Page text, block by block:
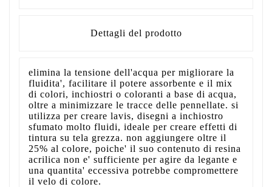
Dettagli del prodotto
elimina la tensione dell'acqua per migliorare la
fluidita', facilitare il potere assorbente e il mix
di colori, inchiostri o coloranti a base di acqua,
oltre a minimizzare le tracce delle pennellate. si
utilizza per creare lavis, disegni a inchiostro
sfumato molto fluidi, ideale per creare effetti di
tintura su tela grezza. non aggiungere oltre il
25% al colore, poiche' il suo contenuto di resina
acrilica non e' sufficiente per agire da legante e
una quantita' eccessiva potrebbe compromettere
il velo di colore.